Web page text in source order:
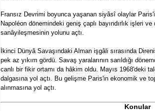
Fransız Devrimi boyunca yaşanan siyâsî olaylar
Napoléon dönemindeki geniş çaplı bayındırlık işleri
sanâyileşmesinin yolunu açtı.
İkinci Dünyâ Savaşındaki Alman işgâli sırasında
pek az yıkım gördü. Savaş yaralarının sarıldığı
canlı bir fikir ortamı da hâkim oldu. Mayıs 1968'deki
dalgasına yol açtı. Bu gelişme Paris'in ekonomik ve
alınmasına yol açtı.
Konular